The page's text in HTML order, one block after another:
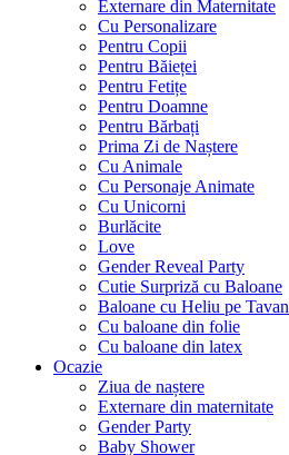
Externare din Maternitate
Cu Personalizare
Pentru Copii
Pentru Băieței
Pentru Fetițe
Pentru Doamne
Pentru Bărbați
Prima Zi de Naștere
Cu Animale
Cu Personaje Animate
Cu Unicorni
Burlăcite
Love
Gender Reveal Party
Cutie Surpriză cu Baloane
Baloane cu Heliu pe Tavan
Cu baloane din folie
Cu baloane din latex
Ocazie
Ziua de naștere
Externare din maternitate
Gender Party
Baby Shower